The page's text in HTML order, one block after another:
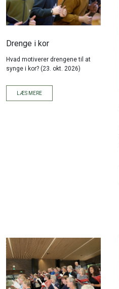
Drenge i kor
Hvad motiverer drengene til at
synge i kor? (23. okt. 2026)
LÆS MERE